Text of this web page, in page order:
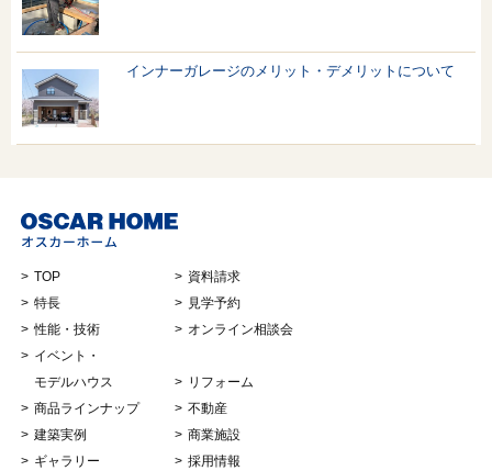
インナーガレージのメリット・デメリットについて
TOP
特長
性能・技術
イベント・
モデルハウス
商品ラインナップ
建築実例
ギャラリー
資料請求
見学予約
オンライン相談会
リフォーム
不動産
商業施設
採用情報